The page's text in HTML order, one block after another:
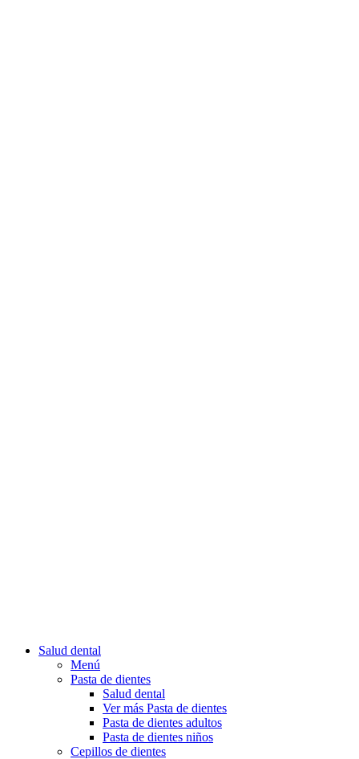
Salud dental
Menú
Pasta de dientes
Salud dental
Ver más Pasta de dientes
Pasta de dientes adultos
Pasta de dientes niños
Cepillos de dientes